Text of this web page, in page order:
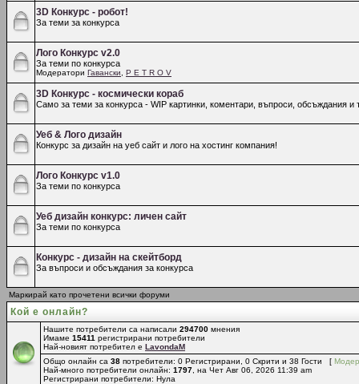
3D Конкурс - робот!
За теми за конкурса
Лого Конкурс v2.0
За теми по конкурса
Модератори Гавански P E T R O V
3D Конкурс - космически кораб
Само за теми за конкурса - WIP картинки, коментари, въпроси, обсъждания и
Уеб & Лого дизайн
Конкурс за дизайн на уеб сайт и лого на хостинг компания!
Лого Конкурс v1.0
За теми по конкурса
Уеб дизайн конкурс: личен сайт
За теми по конкурса
Конкурс - дизайн на скейтборд
За въпроси и обсъждания за конкурса
Маркирай като прочетени всички форуми
Кой е онлайн?
Нашите потребители са написали 294700 мнения
Имаме 15411 регистрирани потребители
Най-новият потребител е LavondaM
Общо онлайн са 38 потребители: 0 Регистрирани, 0 Скрити и 38 Гости [
Най-много потребители онлайн: 1797 , на Чет Авг 06, 2026 11:39 am
Регистрирани потребители: Нула